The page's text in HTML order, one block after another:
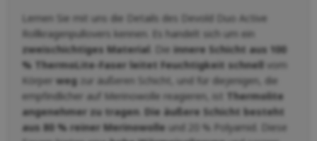
Lernen Sie mit uns die Details des Devold Duo Active
Rollkragenpullovers kennen. Es handelt sich um ein
zweischichtiges Material . Die innere Schicht aus 100
% ThermoLite-Faser leitet Feuchtigkeit schnell vom
Körper weg zur äußeren Schicht, und für diejenigen, die
empfindlicher auf Merinowolle reagieren, ist
Thermolite
angenehmer zu tragen Die äußere Schicht besteht
aus 80 % reiner Merinowolle und 20 % Polyamid. Diese